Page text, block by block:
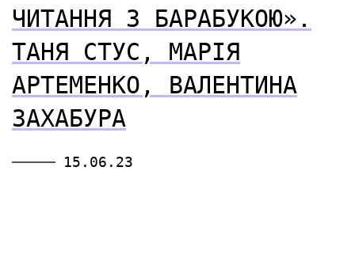
ЧИТАННЯ З БАРАБУКОЮ».
ТАНЯ СТУС, МАРІЯ
АРТЕМЕНКО, ВАЛЕНТИНА
ЗАХАБУРА
15.06.23